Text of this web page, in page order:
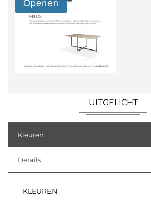
UITGELICHT
Kleuren
Details
KLEUREN